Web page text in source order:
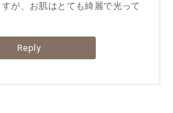
が、お肌はとても綺麗で光って
Reply